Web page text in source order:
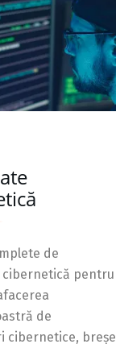
de
pentru
de
cibernetice, breșe